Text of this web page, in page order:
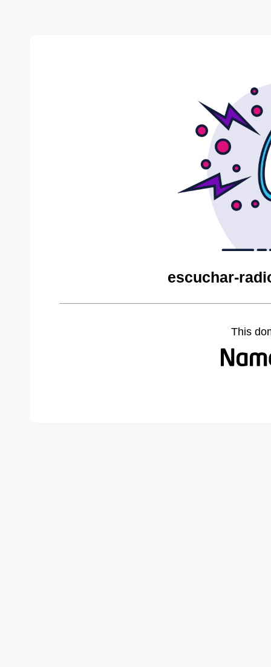
escuchar-
This